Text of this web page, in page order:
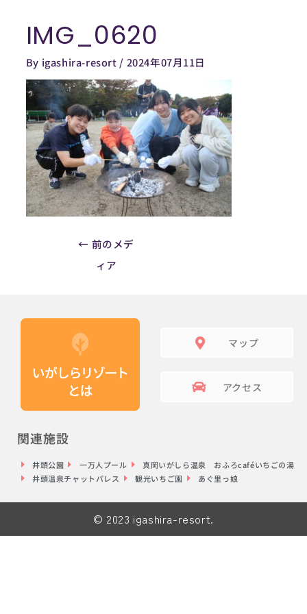
IMG_0620
By igashira-resort / 2024年07月11日
Post
navigation
← 前のメデ
ィア
マップ
アクセス
関連施設
井頭公園 一万人プール
真岡いがしら温泉 おふろcaféいちごの湯
井頭温泉チャットパレス
観光いちご園 あぐ里っ娘
© 2023 igashira-resort.